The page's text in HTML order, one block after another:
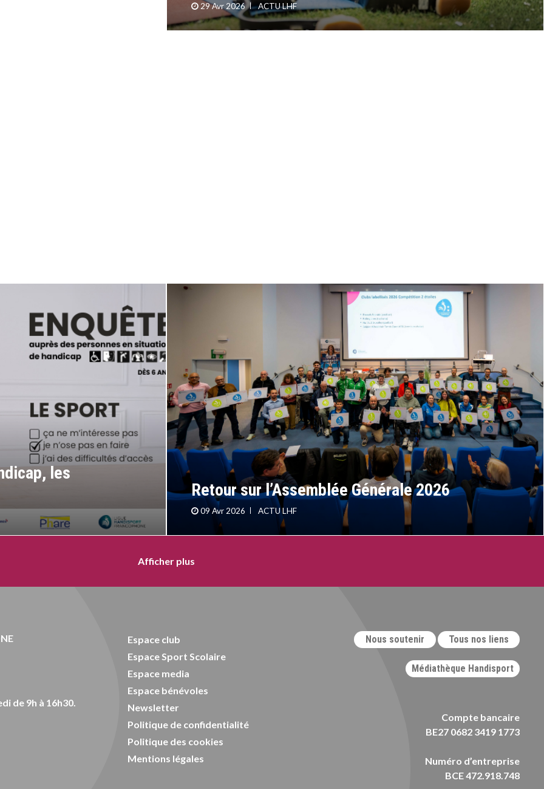
29 Avr 2026 ACTU LHF
para-
Forum “L’inclusion par le sport, un
terrain sans frontières”
les
Retour sur l’Assemblée Générale 2026
09 Avr 2026 ACTU LHF
Afficher plus
de 9h à 16h30.
Espace club
Espace Sport Scolaire
Espace media
Espace bénévoles
Newsletter
Politique de confidentialité
Politique des cookies
Mentions légales
Nous soutenir Tous nos liens
Médiathèque Handisport
Compte bancaire
BE27 0682 3419 1773
Numéro d’entreprise
BCE 472.918.748